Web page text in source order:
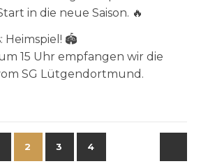
in die neue Saison. 🔥
Heimspiel! 🏟️
15 Uhr empfangen wir die
SG Lütgendortmund.
2 3 4